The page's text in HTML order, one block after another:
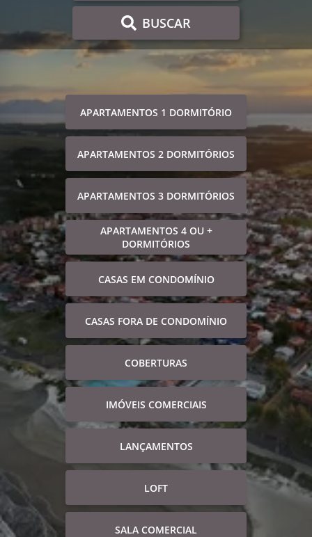
BUSCAR
APARTAMENTOS 1 DORMITÓRIO
APARTAMENTOS 2 DORMITÓRIOS
APARTAMENTOS 3 DORMITÓRIOS
APARTAMENTOS 4 OU +
DORMITÓRIOS
CASAS EM CONDOMÍNIO
CASAS FORA DE CONDOMÍNIO
COBERTURAS
IMÓVEIS COMERCIAIS
LANÇAMENTOS
LOFT
SALA COMERCIAL